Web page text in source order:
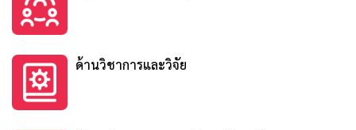
ด้านวิชาการและวิจัย